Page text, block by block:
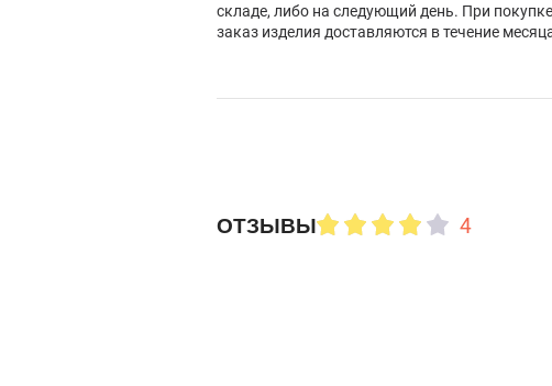
складе, либо на следующий день. При
заказ изделия доставляются в течение
ОТЗЫВЫ 4